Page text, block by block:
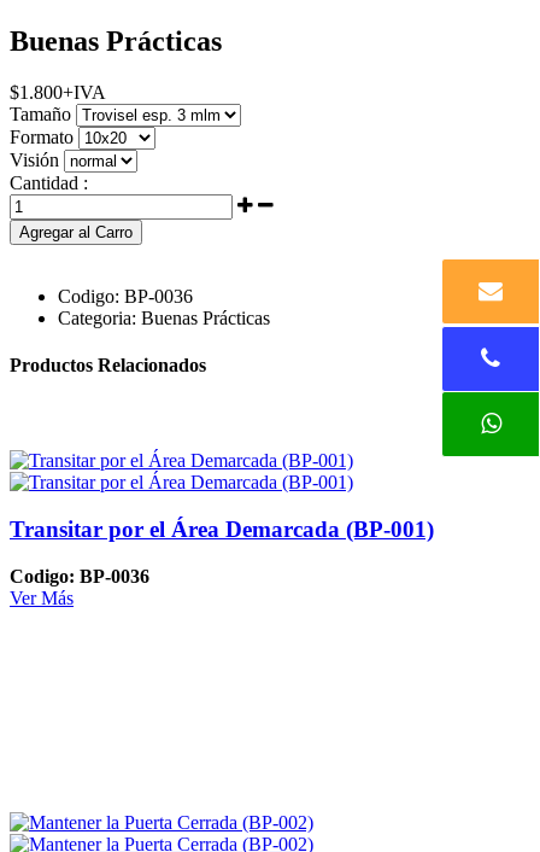
Buenas Prácticas
$1.800+IVA
Tamaño
Formato
Visión
Cantidad :
Agregar al Carro
Codigo: BP-0036
Categoria: Buenas Prácticas
Productos Relacionados
Transitar por el Área Demarcada (BP-001)
Codigo: BP-0036
Ver Más